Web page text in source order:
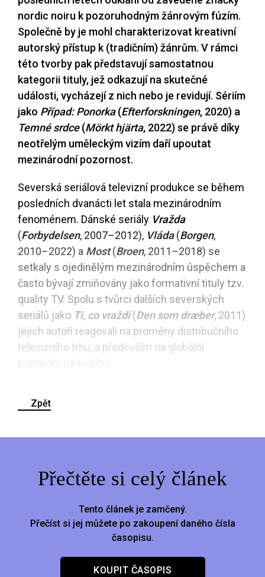
nordic noiru k pozoruhodným žánrovým fúzím.
Společně by je mohl charakterizovat kreativní
autorský přístup k (tradičním) žánrům. V rámci
této tvorby pak představují samostatnou
kategorii tituly, jež odkazují na skutečné
události, vycházejí z nich nebo je revidují. Sériím
jako Případ: Ponorka(Efterforskningen, 2020) a
Temné srdce(Mörkt hjärta, 2022) se právě díky
neotřelým uměleckým vizím daří upoutat
mezinárodní pozornost.
Severská seriálová televizní produkce se během
posledních dvanácti let stala mezinárodním
fenoménem. Dánské seriály Vražda
(Forbydelsen, 2007–2012), Vláda (Borgen,
2010–2022) a Most (Broen, 2011–2018) se
setkaly s ojedinělým mezinárodním úspěchem a
často bývají zmiňovány jako formativní tituly tzv.
quality TV. Spolu s tvůrci dalších severských
seriálů jako Ti, co vraždí (Den som dræber, 2011)
jejich autoři reagovali na proměny distribučního
televizního trhu, a především na globální
Zpět
Přečtěte si celý článek
Tento článek je zamčený.
Přečíst si jej můžete po zakoupení daného čísla
časopisu.
KOUPIT ČASOPIS